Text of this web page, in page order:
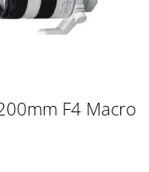
F4 Macro